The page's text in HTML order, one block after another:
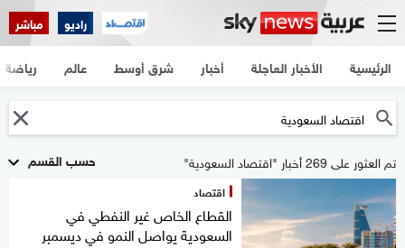
راديو مباشر
الرئيسية الأخبار العاجلة أخبار شرق أوسط عالم رياضة
حسب القسم تم العثور على 269 أخبار "اقتصاد السعودية"
اقتصاد
القطاع الخاص غير النفطي في
السعودية يواصل النمو في ديسمبر